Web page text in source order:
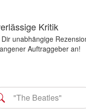
Kritik
unabhängige
Auftraggeber an!